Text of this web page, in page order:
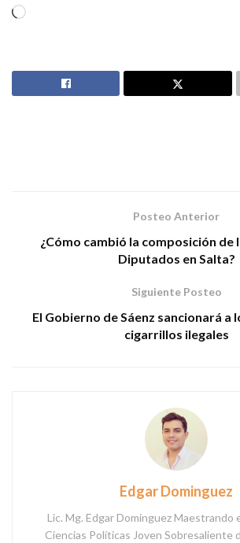
Posteo Anterior
¿Cómo cambió la composición de
Diputados en Salta?
Siguiente Posteo
El Gobierno de Sáenz sancionará a
cigarrillos ilegales
Edgar Dominguez
Lic. Mg. Edgar Dominguez Maestrando
Ciencias Políticas Joven Sobresaliente